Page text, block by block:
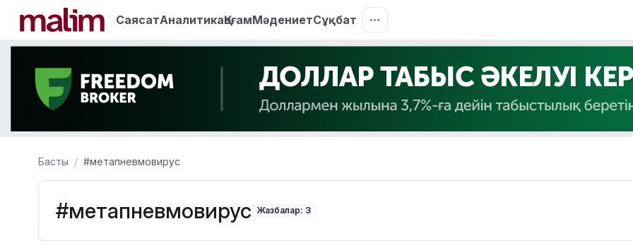
СаясатАналитикаҚоғамМәдениетСұқбат
Басты #метапневмовирус
#метапневмовирус Жазбалар: 3